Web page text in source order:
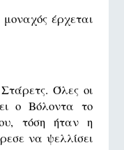
έρχεται
Όλες οι
ο Βόλοντα το
τόση ήταν η
να ψελλίσει